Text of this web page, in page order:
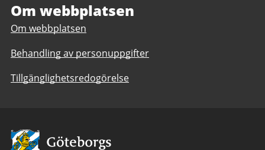
gymnasium
Om webbplatsen
Om webbplatsen
Behandling av personuppgifter
Tillgänglighetsredogörelse
Avsändare: